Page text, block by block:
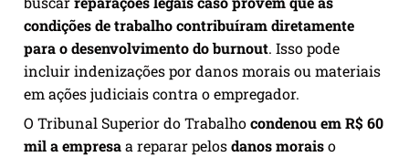
condições de trabalho contribuíram diretamente
para o desenvolvimento do burnout. Isso pode
incluir indenizações por danos morais ou materiais
em ações judiciais contra o empregador.
O Tribunal Superior do Trabalhocondenou em R$ 60
mil a empresaa reparar pelosdanos moraiso